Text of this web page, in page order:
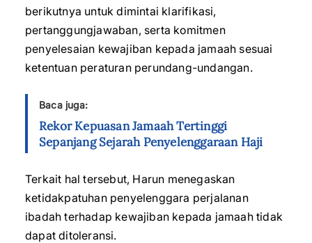
berikutnya untuk dimintai klarifikasi,
pertanggungjawaban, serta komitmen
penyelesaian kewajiban kepada jamaah sesuai
ketentuan peraturan perundang-undangan.
Baca juga:
Rekor Kepuasan Jamaah Tertinggi
Sepanjang Sejarah Penyelenggaraan Haji
Terkait hal tersebut, Harun menegaskan
ketidakpatuhan penyelenggara perjalanan
ibadah terhadap kewajiban kepada jamaah tidak
dapat ditoleransi.